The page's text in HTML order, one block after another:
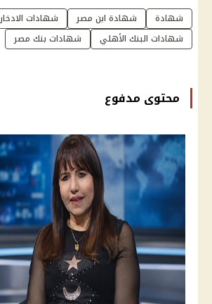
شهادة شهادة ابن مصر
شهادات الادخار
شهادات البنك الأهلي
شهادات بنك مصر
محتوى مدفوع